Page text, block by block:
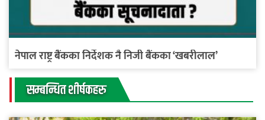
नेपाल राष्ट्र बैंकका निर्देशक नै निजी बैंकका ‘खबरीलाल’
सम्बन्धित शीर्षकहरु